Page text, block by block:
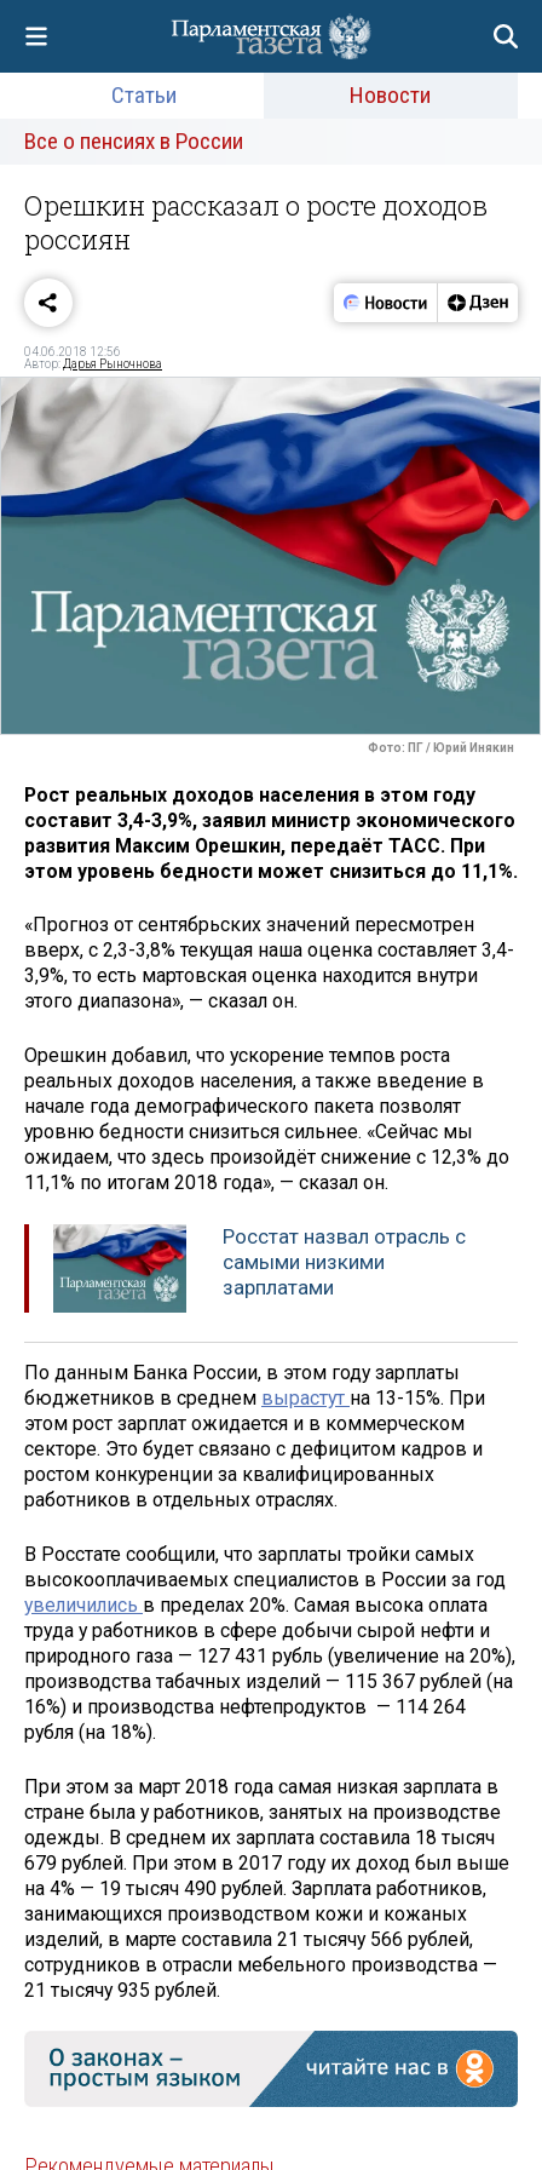
Статьи
Новости
Все о пенсиях в России
Орешкин рассказал о росте доходов
россиян
04.06.2018 12:56
Автор: Дарья Рыночнова
Фото: ПГ / Юрий Инякин
Рост реальных доходов населения в этом году
составит 3,4-3,9%, заявил министр экономического
развития Максим Орешкин, передаёт ТАСС. При
этом уровень бедности может снизиться до 11,1%.
«Прогноз от сентябрьских значений пересмотрен
вверх, с 2,3-3,8% текущая наша оценка составляет 3,4-
3,9%, то есть мартовская оценка находится внутри
этого диапазона», — сказал он.
Орешкин добавил, что ускорение темпов роста
реальных доходов населения, а также введение в
начале года демографического пакета позволят
уровню бедности снизиться сильнее. «Сейчас мы
ожидаем, что здесь произойдёт снижение с 12,3% до
11,1% по итогам 2018 года», — сказал он.
Росстат назвал отрасль с
самыми низкими
зарплатами
По данным Банка России, в этом году зарплаты
бюджетников в среднем вырастут на 13-15%. При
этом рост зарплат ожидается и в коммерческом
секторе. Это будет связано с дефицитом кадров и
ростом конкуренции за квалифицированных
работников в отдельных отраслях.
В Росстате сообщили, что зарплаты тройки самых
высокооплачиваемых специалистов в России за год
увеличились в пределах 20%. Самая высока оплата
труда у работников в сфере добычи сырой нефти и
природного газа — 127 431 рубль (увеличение на 20%),
производства табачных изделий — 115 367 рублей (на
16%) и производства нефтепродуктов — 114 264
рубля (на 18%).
При этом за март 2018 года самая низкая зарплата в
стране была у работников, занятых на производстве
одежды. В среднем их зарплата составила 18 тысяч
679 рублей. При этом в 2017 году их доход был выше
на 4% — 19 тысяч 490 рублей. Зарплата работников,
занимающихся производством кожи и кожаных
изделий, в марте составила 21 тысячу 566 рублей,
сотрудников в отрасли мебельного производства —
21 тысячу 935 рублей.